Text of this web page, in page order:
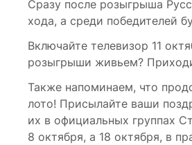
Сразу после розыгрыша
хода, а среди победителей
Включайте телевизор 11
розыгрыши живьем?
Также напоминаем, что
лото! Присылайте ваши
их в официальных группах
8 октября, а 18 октября, в